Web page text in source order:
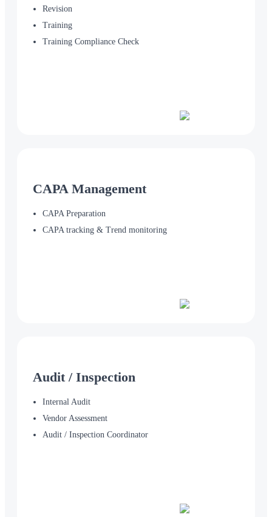
Revision
Training
Training Compliance Check
CAPA Management
CAPA Preparation
CAPA tracking & Trend monitoring
Audit / Inspection
Internal Audit
Vendor Assessment
Audit / Inspection Coordinator